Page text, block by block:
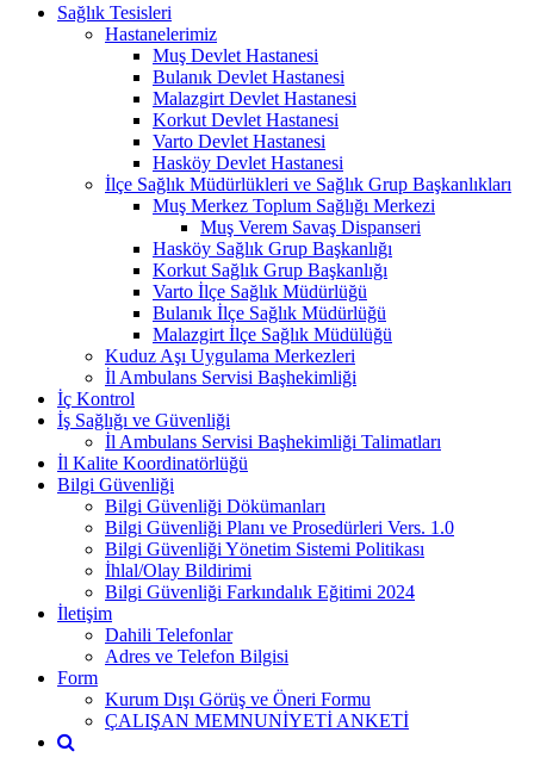
Sağlık Tesisleri
Hastanelerimiz
Muş Devlet Hastanesi
Bulanık Devlet Hastanesi
Malazgirt Devlet Hastanesi
Korkut Devlet Hastanesi
Varto Devlet Hastanesi
Hasköy Devlet Hastanesi
İlçe Sağlık Müdürlükleri ve Sağlık Grup Başkanlıkları
Muş Merkez Toplum Sağlığı Merkezi
Muş Verem Savaş Dispanseri
Hasköy Sağlık Grup Başkanlığı
Korkut Sağlık Grup Başkanlığı
Varto İlçe Sağlık Müdürlüğü
Bulanık İlçe Sağlık Müdürlüğü
Malazgirt İlçe Sağlık Müdülüğü
Kuduz Aşı Uygulama Merkezleri
İl Ambulans Servisi Başhekimliği
İç Kontrol
İş Sağlığı ve Güvenliği
İl Ambulans Servisi Başhekimliği Talimatları
İl Kalite Koordinatörlüğü
Bilgi Güvenliği
Bilgi Güvenliği Dökümanları
Bilgi Güvenliği Planı ve Prosedürleri Vers. 1.0
Bilgi Güvenliği Yönetim Sistemi Politikası
İhlal/Olay Bildirimi
Bilgi Güvenliği Farkındalık Eğitimi 2024
İletişim
Dahili Telefonlar
Adres ve Telefon Bilgisi
Form
Kurum Dışı Görüş ve Öneri Formu
ÇALIŞAN MEMNUNİYETİ ANKETİ